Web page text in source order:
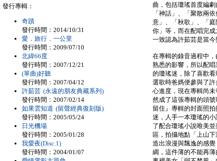
曲，包括瓊瑤首度編
「神話」、「聚散兩
意」、「秋歌」、「
你」等，而在配唱完
一致認為許茹芸是當
在專輯的錄音過程中
熟悉的影響，所以配
的瓊瑤迷，除了喜歡
選歌時爸媽便參與了
心進度，現在專輯尚
然成了這張專輯的頭
留住』專輯的封面照
迷，人手一本瓊瑤的
了配合瓊瑤小說唯美
區，拍攝地點「上山
造出浪漫與飄逸的感
綢，這件薄的不能再
發行專輯：
奇蹟
發行時間：2014/10/31
愛．旅行．一公里
發行時間：2009/07/10
北緯66度
發行時間：2007/12/21
(單曲)好聽
發行時間：2007/04/12
許茹芸 (永遠的朋友典藏系列)
發行時間：2007/02/14
如果雲知道 (留聲經典復刻版)
發行時間：2005/05/24
日光機場
發行時間：2005/01/28
我愛夜(Disc.1)
發行時間：2004/01/07